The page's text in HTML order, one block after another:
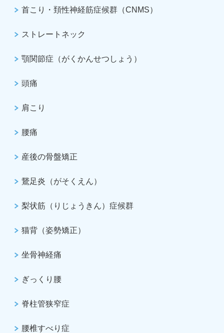
首こり・頚性神経筋症候群（CNMS）
ストレートネック
顎関節症（がくかんせつしょう）
頭痛
肩こり
腰痛
産後の骨盤矯正
鵞足炎（がそくえん）
梨状筋（りじょうきん）症候群
猫背（姿勢矯正）
坐骨神経痛
ぎっくり腰
脊柱管狭窄症
腰椎すべり症